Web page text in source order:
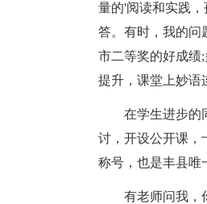
量的'阅读和实践
答。有时，我的问
市二等奖的好成绩
提升，课堂上妙
在学生进步的
讨，开设公开课，
称号，也是丰县唯
有老师问我，